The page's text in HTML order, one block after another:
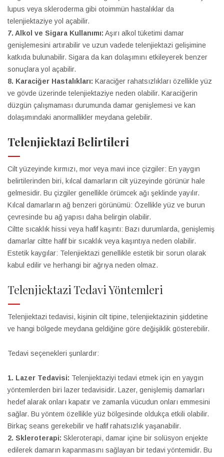
lupus veya skleroderma gibi otoimmün hastalıklar da
telenjiektaziye yol açabilir.
7. Alkol ve Sigara Kullanımı: Aşırı alkol tüketimi damar
genişlemesini artırabilir ve uzun vadede telenjiektazi gelişimine
katkıda bulunabilir. Sigara da kan dolaşımını etkileyerek benzer
sonuçlara yol açabilir.
8. Karaciğer Hastalıkları: Karaciğer rahatsızlıkları özellikle yüz
ve gövde üzerinde telenjiektaziye neden olabilir. Karaciğerin
düzgün çalışmaması durumunda damar genişlemesi ve kan
dolaşımındaki anormallikler meydana gelebilir.
Telenjiektazi Belirtileri
Cilt yüzeyinde kırmızı, mor veya mavi ince çizgiler: En yaygın
belirtilerinden biri, kılcal damarların cilt yüzeyinde görünür hale
gelmesidir. Bu çizgiler genellikle örümcek ağı şeklinde yayılır.
Kılcal damarların ağ benzeri görünümü: Özellikle yüz ve burun
çevresinde bu ağ yapısı daha belirgin olabilir.
Ciltte sıcaklık hissi veya hafif kaşıntı: Bazı durumlarda, genişlemiş
damarlar ciltte hafif bir sıcaklık veya kaşıntıya neden olabilir.
Estetik kaygılar: Telenjiektazi genellikle estetik bir sorun olarak
kabul edilir ve herhangi bir ağrıya neden olmaz.
Telenjiektazi Tedavi Yöntemleri
Telenjiektazi tedavisi, kişinin cilt tipine, telenjiektazinin şiddetine
ve hangi bölgede meydana geldiğine göre değişiklik gösterebilir.
Tedavi seçenekleri şunlardır:
1. Lazer Tedavisi: Telenjiektaziyi tedavi etmek için en yaygın
yöntemlerden biri lazer tedavisidir. Lazer, genişlemiş damarları
hedef alarak onları kapatır ve zamanla vücudun onları emmesini
sağlar. Bu yöntem özellikle yüz bölgesinde oldukça etkili olabilir.
Birkaç seans gerekebilir ve hafif rahatsızlık yaşanabilir.
2. Skleroterapi: Skleroterapi, damar içine bir solüsyon enjekte
edilerek damarın kapanmasını sağlayan bir tedavi yöntemidir. Bu